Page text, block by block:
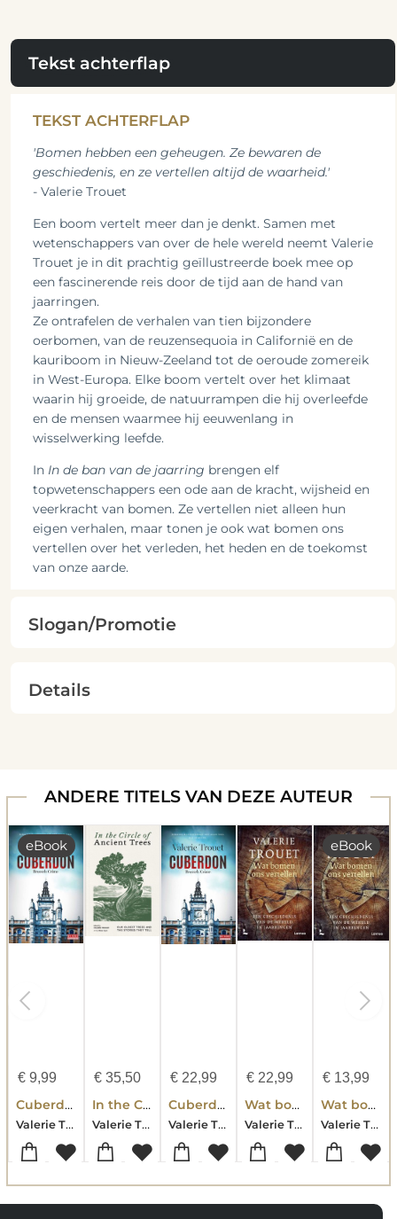
Tekst achterflap
TEKST ACHTERFLAP
'Bomen hebben een geheugen. Ze bewaren de
geschiedenis, en ze vertellen altijd de waarheid.'
- Valerie Trouet
Een boom vertelt meer dan je denkt. Samen met
wetenschappers van over de hele wereld neemt Valerie
Trouet je in dit prachtig geïllustreerde boek mee op
een fascinerende reis door de tijd aan de hand van
jaarringen.
Ze ontrafelen de verhalen van tien bijzondere
oerbomen, van de reuzensequoia in Californië en de
kauriboom in Nieuw-Zeeland tot de oeroude zomereik
in West-Europa. Elke boom vertelt over het klimaat
waarin hij groeide, de natuurrampen die hij overleefde
en de mensen waarmee hij eeuwenlang in
wisselwerking leefde.
In In de ban van de jaarring brengen elf
topwetenschappers een ode aan de kracht, wijsheid en
veerkracht van bomen. Ze vertellen niet alleen hun
eigen verhalen, maar tonen je ook wat bomen ons
vertellen over het verleden, het heden en de toekomst
van onze aarde.
Slogan/Promotie
Details
ANDERE TITELS VAN DEZE AUTEUR
€9,99
eBook
Cuberdon
Valerie Trouet
€35,50
In the Circle of Ancient Trees: Our Oldest Trees and the Stories They Tell
Valerie Trouet
€ 22,99
Cuberdon
Valerie Trouet
€ 22,99
Wat bomen ons vertellen
Valerie Trouet
€ 13,99
eBook
Wat bomen ons vertellen
Valerie Trouet